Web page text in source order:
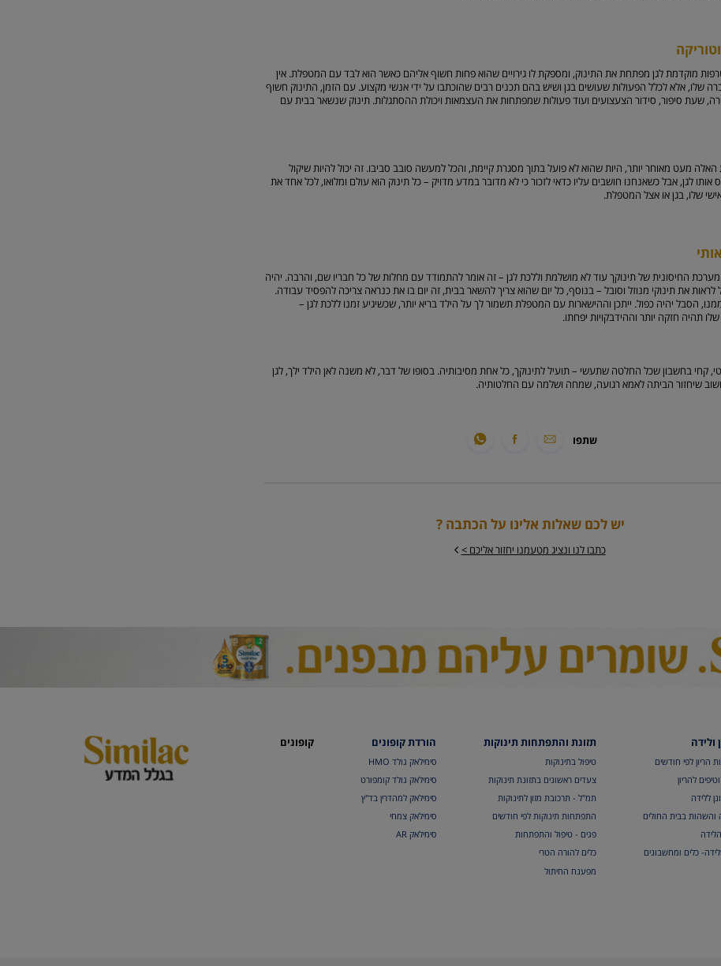
מוקדמת לגן מפתחת את התינוק, ומספקת לו גירויים שהוא פחות חשוף אליהם כאשר הוא לבד עם המטפלת. אין
שלו, אלא לכלל הפעולות שעושים בגן ושיש בהם תכנים רבים שהוכתבו על ידי אנשי מקצוע. עם הזמן, התינוק חשוף
שעת סיפור, סידור הצעצועים ועוד פעולות שמפתחות את העצמאות ויכולת ההסתגלות. תינוק שנשאר בבית עם
האלה מעט מאוחר יותר, היות שהוא לא פועל בתוך מסגרת קיימת, והכל למעשה סובב סביבו. זה יכול להיות שיקול
לגן, אבל כשאנחנו חושבים עליו כדאי לזכור כי לא מדובר במדע מדויק – כל תינוק הוא עולם ומלואו, לכל אחד את
שלו, בגן או אצל המטפלת.
החיסונית של תינוקך עוד לא מושלמת וללכת לגן – זה אומר להתמודד עם מחלות של כל חבריו שם, והרבה. יהיה
את תינוקי מנוזל וסובל – בנוסף, כל יום שהוא צריך להשאר בבית, זה יום בו את כנראה צריכה להפסיד עבודה.
הסבל יהיה כפול. ייתכן וההישארות עם המטפלת תשמור לך על הילד בריא יותר, שכשיגיע זמנו ללכת לגן –
תהיה חזקה יותר וההידבקויות יפחתו.
קחי בחשבון שכל החלטה שתעשי – תועיל לתינוקך, כל אחת מסיבותיה. בסופו של דבר, לא משנה לאן הילד ילך, לגן
שיחזור הביתה לאמא רגועה, שמחה ושלמה עם החלטותיה.
שתפו
יש לכם שאלות אלינו על הכתבה ?
כתבו לנו ונציג מטעמנו יחזור אליכם >
ולידה
הריון לפי חודשים
להריון
ללידה
והשהות בבית החולים
ולידה- כלים ומחשבונים
תזונת והתפתחות תינוקות
טיפול בתינוקות
צעדים ראשונים בתזונת תינוקות
תמ"ל - תרכובת מזון לתינוקות
התפתחות תינוקות לפי חודשים
פגים - טיפול והתפתחות
כלים להורה הטרי
מפענח החיתול
הורדת קופונים
סימילאק גולד HMO
סימילאק גולד קומפורט
סימילאק למהדרין בד"ץ
סימילאק צמחי
סימילאק AR
קופונים